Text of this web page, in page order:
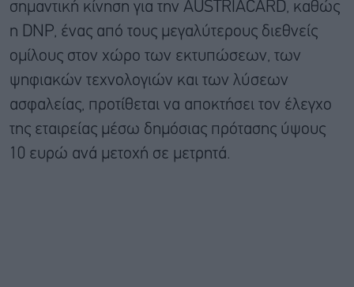
σημαντική κίνηση για την AUSTRIACARD, καθώς
η DNP, ένας από τους μεγαλύτερους διεθνείς
ομίλους στον χώρο των εκτυπώσεων, των
ψηφιακών τεχνολογιών και των λύσεων
ασφαλείας, προτίθεται να αποκτήσει τον έλεγχο
της εταιρείας μέσω δημόσιας πρότασης ύψους
10 ευρώ ανά μετοχή σε μετρητά.